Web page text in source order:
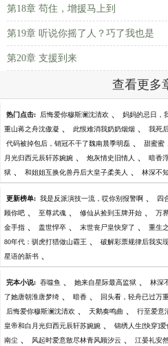
第18章 苟住，增援马上到
第19章 听说你摇了人？巧了我也是
第20章 支援到来
查看更多
热门点击: 后悔爱你穆斯澜沈清欢 、 妈妈的忌日，
重山蒋之舟沈傲凝 、 此恨难消我奶奶烟烟 、 我死
代码被掉包后，销冠不干了魏南晨季明磊 、 甜蜜蜜
月光归西元辰轩苏婉婉 、 炮灰情史旧情人 、 暗香
狱 、 和姐姐互换化兽丹后大皇子柔美人 、 林深不
更新榜单: 我是反派演技一流，哎你别报警啊 、 四
顾你吧 、 至尊武魂 、 修仙从捡到玉牌开始 、 万
金手指 、 盖世悍卒 、 末世丧尸皇快穿了 、 重生
80年代：驯虎打猎做山霸王 、 破解彩票规律后我实
星语的新书 、
完本小说: 吞噬鱼 、 她来自星际最高监狱 、 林深
了她唐朝淮唐梦绮 、 暗香 、 回头看，轻舟已过万
后悔爱你穆斯澜沈清欢 、 天鹅奏鸣曲 、 行至爱意
皇帝和白月光归西元辰轩苏婉婉 、 锦绣人生[快穿]
南尘 、 风起时爱意散尽林青风顾汐云 、 江晏礼安